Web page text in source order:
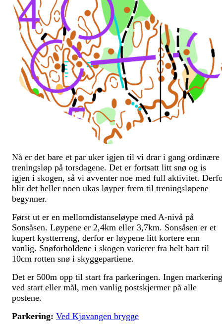
Nå er det bare et par uker igjen til vi drar i gang ordinære
treningsløp på torsdagene. Det er fortsatt litt snø og is
igjen i skogen, så vi avventer noe med full aktivitet.
blir det heller noen ukas løyper frem til treningsløpene
begynner.
Først ut er en mellomdistanseløype med A-nivå på
Sonsåsen. Løypene er 2,4km eller 3,7km. Sonsåsen er et
kupert kystterreng, derfor er løypene litt kortere enn
vanlig. Snøforholdene i skogen varierer fra helt bart til
10cm rotten snø i skyggepartiene.
Det er 500m opp til start fra parkeringen. Ingen markering
ved start eller mål, men vanlig postskjermer på alle
postene.
Parkering: Ved Kjøvangen brygge